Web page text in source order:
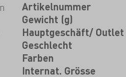
Artikelnummer
Gewicht (g)
Hauptgeschäft/ Outlet
Geschlecht
Farben
Internat. Grösse